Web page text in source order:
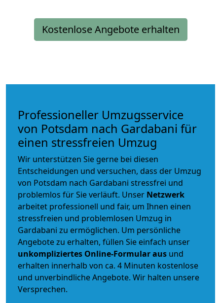
Kostenlose Angebote erhalten
Professioneller Umzugsservice
von Potsdam nach Gardabani für
einen stressfreien Umzug
Wir unterstützen Sie gerne bei diesen
Entscheidungen und versuchen, dass der Umzug
von Potsdam nach Gardabani stressfrei und
problemlos für Sie verläuft. Unser Netzwerk
arbeitet professionell und fair, um Ihnen einen
stressfreien und problemlosen Umzug in
Gardabani zu ermöglichen. Um persönliche
Angebote zu erhalten, füllen Sie einfach unser
unkompliziertes Online-Formular aus und
erhalten innerhalb von ca. 4 Minuten kostenlose
und unverbindliche Angebote. Wir halten unsere
Versprechen.